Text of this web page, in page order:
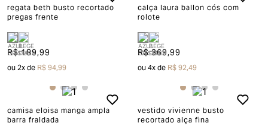
regata beth busto recortado
pregas frente
R$ 189,99
ou2x deR$ 94,99
calça laura ballon cós com
rolote
R$ 369,99
ou4x deR$ 92,49
camisa eloisa manga ampla
barra fraldada
vestido vivienne busto
recortado alça fina